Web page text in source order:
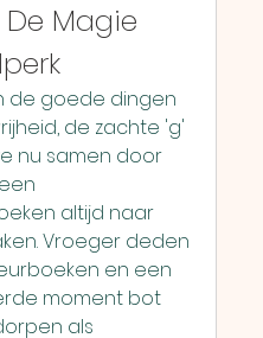
De Magie
de goede dingen
de zachte 'g'
nu samen door
altijd naar
Vroeger deden
en een
moment bot
als